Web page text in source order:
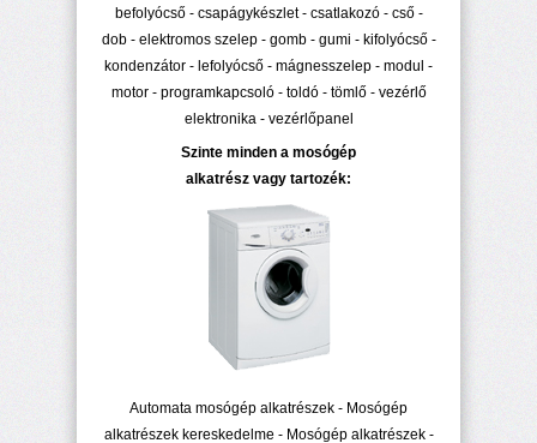
befolyócső - csapágykészlet - csatlakozó - cső -
dob - elektromos szelep - gomb - gumi - kifolyócső -
kondenzátor - lefolyócső - mágnesszelep - modul -
motor - programkapcsoló - toldó - tömlő - vezérlő
elektronika - vezérlőpanel
Szinte minden a mosógép
alkatrész vagy tartozék:
Automata mosógép alkatrészek - Mosógép
alkatrészek kereskedelme - Mosógép alkatrészek -